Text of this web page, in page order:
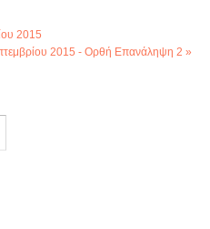
2015
2015 - Ορθή Επανάληψη 2 »